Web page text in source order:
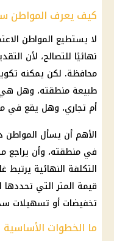
كيف يعرف المواطن
لا يستطيع المواطن
نهائيًا للتصالح، لأن
محافظة. لكن يمكنه
طبيعة منطقته، وهل هي
أم تجاري، وهل يقع في
الأهم أن يسأل
في منطقته، وأن يراجع
التكلفة النهائية يرتبط
قيمة المتر التي تحددها
تخفيضات أو تسهيلات
ما الخطوات